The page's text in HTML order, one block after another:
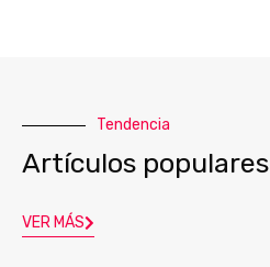
Tendencia
Artículos populares
VER MÁS